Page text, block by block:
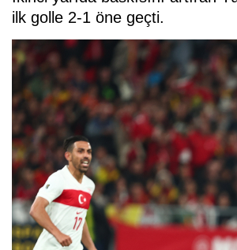
ilk golle 2-1 öne geçti.